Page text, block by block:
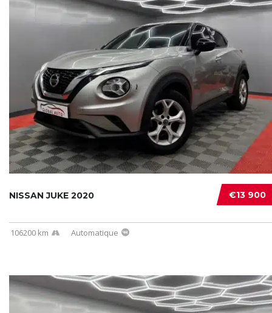
€13 900
NISSAN JUKE 2020
106200 km Automatique